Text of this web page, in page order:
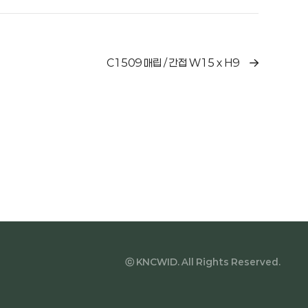
C1509 매립 / 간접 W15 x H9
ⓒ KNCWID. All Rights Reserved.